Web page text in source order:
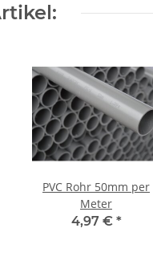
PVC Rohr 50mm per
Meter
4,97 € *